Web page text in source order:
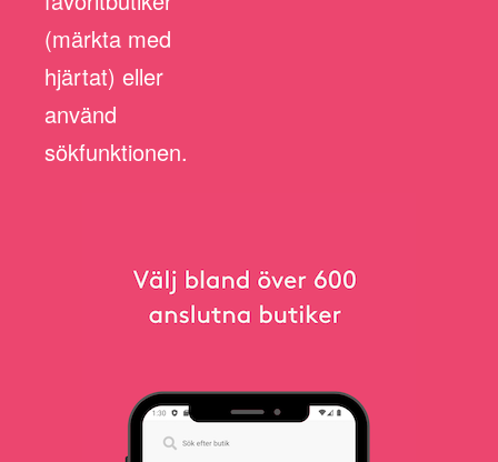
(märkta med
hjärtat) eller
använd
sökfunktionen.